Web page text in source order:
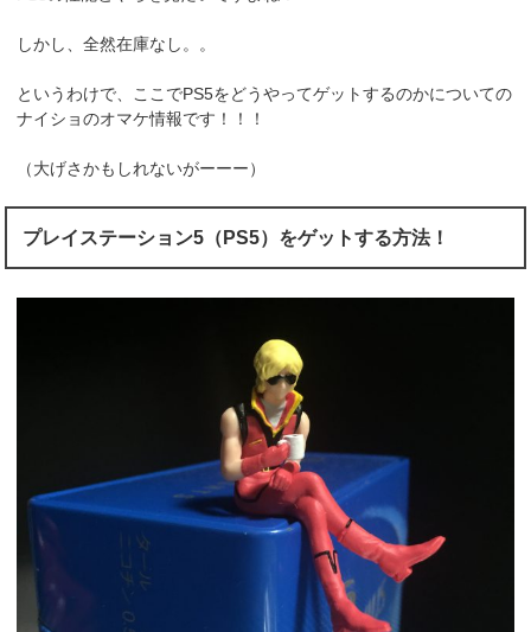
しかし、全然在庫なし。。
というわけで、ここでPS5をどうやってゲットするのかについての
ナイショのオマケ情報です！！！
（大げさかもしれないがーーー）
プレイステーション5（PS5）をゲットする方法！